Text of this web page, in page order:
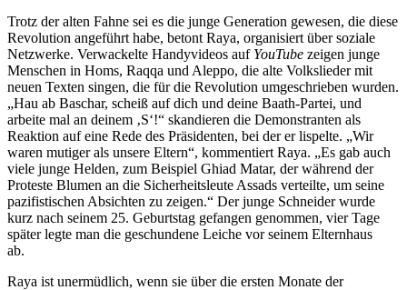
Trotz der alten Fahne sei es die junge Generation gewesen, die diese
Revolution angeführt habe, betont Raya, organisiert über soziale
Netzwerke. Verwackelte Handyvideos auf YouTube zeigen junge
Menschen in Homs, Raqqa und Aleppo, die alte Volkslieder mit
neuen Texten singen, die für die Revolution umgeschrieben wurden.
„Hau ab Baschar, scheiß auf dich und deine Baath-Partei, und
arbeite mal an deinem ‚S‘!“ skandieren die Demonstranten als
Reaktion auf eine Rede des Präsidenten, bei der er lispelte. „Wir
waren mutiger als unsere Eltern“, kommentiert Raya. „Es gab auch
viele junge Helden, zum Beispiel Ghiad Matar, der während der
Proteste Blumen an die Sicherheitsleute Assads verteilte, um seine
pazifistischen Absichten zu zeigen.“ Der junge Schneider wurde
kurz nach seinem 25. Geburtstag gefangen genommen, vier Tage
später legte man die geschundene Leiche vor seinem Elternhaus
ab.
Raya ist unermüdlich, wenn sie über die ersten Monate der